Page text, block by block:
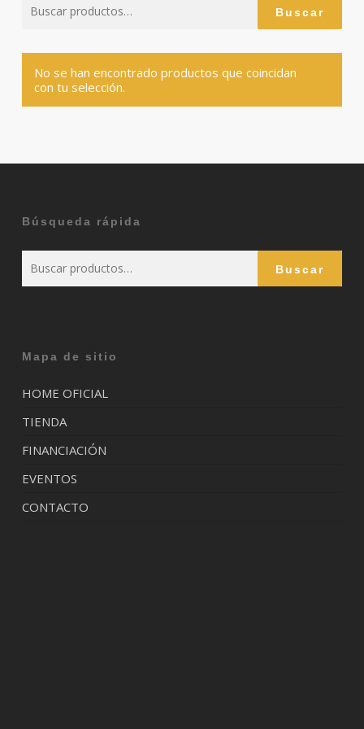
por:
Buscar
No se han encontrado productos que coincidan
con tu selección.
Búsqueda rápida
por:
Buscar
Mapa de sitio
HOME OFICIAL
TIENDA
FINANCIACIÓN
EVENTOS
CONTACTO